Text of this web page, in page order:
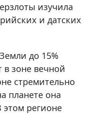
изучила
и датских
до 15%
зоне вечной
стремительно
планете она
этом регионе